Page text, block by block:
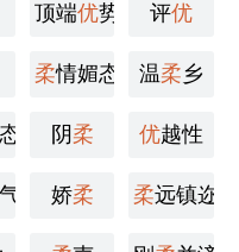
顶端优势 评优
柔情媚态 温柔乡
阴柔 优越性
娇柔 柔远镇迩